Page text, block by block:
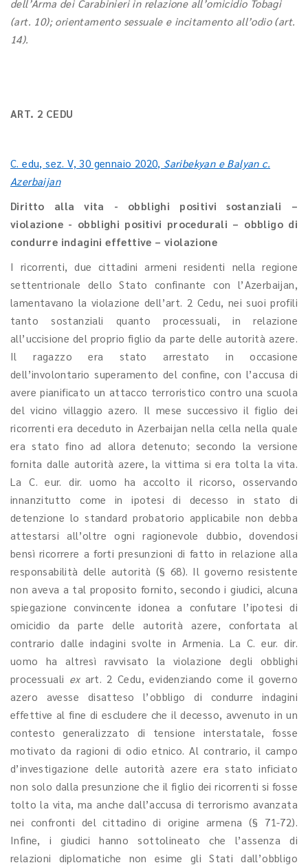
dell’Arma dei Carabinieri in relazione all’omicidio Tobagi
(art. 10); orientamento sessuale e incitamento all’odio (art.
14).
ART. 2 CEDU
C. edu, sez. V, 30 gennaio 2020, Saribekyan e Balyan c.
Azerbaijan
Diritto alla vita - obblighi positivi sostanziali –
violazione - obblighi positivi procedurali – obbligo di
condurre indagini effettive – violazione
I ricorrenti, due cittadini armeni residenti nella regione
settentrionale dello Stato confinante con l’Azerbaijan,
lamentavano la violazione dell’art. 2 Cedu, nei suoi profili
tanto sostanziali quanto processuali, in relazione
all’uccisione del proprio figlio da parte delle autorità azere.
Il ragazzo era stato arrestato in occasione
dell’involontario superamento del confine, con l’accusa di
avere pianificato un attacco terroristico contro una scuola
del vicino villaggio azero. Il mese successivo il figlio dei
ricorrenti era deceduto in Azerbaijan nella cella nella quale
era stato fino ad allora detenuto; secondo la versione
fornita dalle autorità azere, la vittima si era tolta la vita.
La C. eur. dir. uomo ha accolto il ricorso, osservando
innanzitutto come in ipotesi di decesso in stato di
detenzione lo standard probatorio applicabile non debba
attestarsi all’oltre ogni ragionevole dubbio, dovendosi
bensì ricorrere a forti presunzioni di fatto in relazione alla
responsabilità delle autorità (§ 68). Il governo resistente
non aveva a tal proposito fornito, secondo i giudici, alcuna
spiegazione convincente idonea a confutare l’ipotesi di
omicidio da parte delle autorità azere, confortata al
contrario dalle indagini svolte in Armenia. La C. eur. dir.
uomo ha altresì ravvisato la violazione degli obblighi
processuali exart. 2 Cedu, evidenziando come il governo
azero avesse disatteso l’obbligo di condurre indagini
effettive al fine di escludere che il decesso, avvenuto in un
contesto generalizzato di tensione interstatale, fosse
motivato da ragioni di odio etnico. Al contrario, il campo
d’investigazione delle autorità azere era stato inficiato
non solo dalla presunzione che il figlio dei ricorrenti si fosse
tolto la vita, ma anche dall’accusa di terrorismo avanzata
nei confronti del cittadino di origine armena (§ 71-72).
Infine, i giudici hanno sottolineato che l’assenza di
relazioni diplomatiche non esime gli Stati dall’obbligo